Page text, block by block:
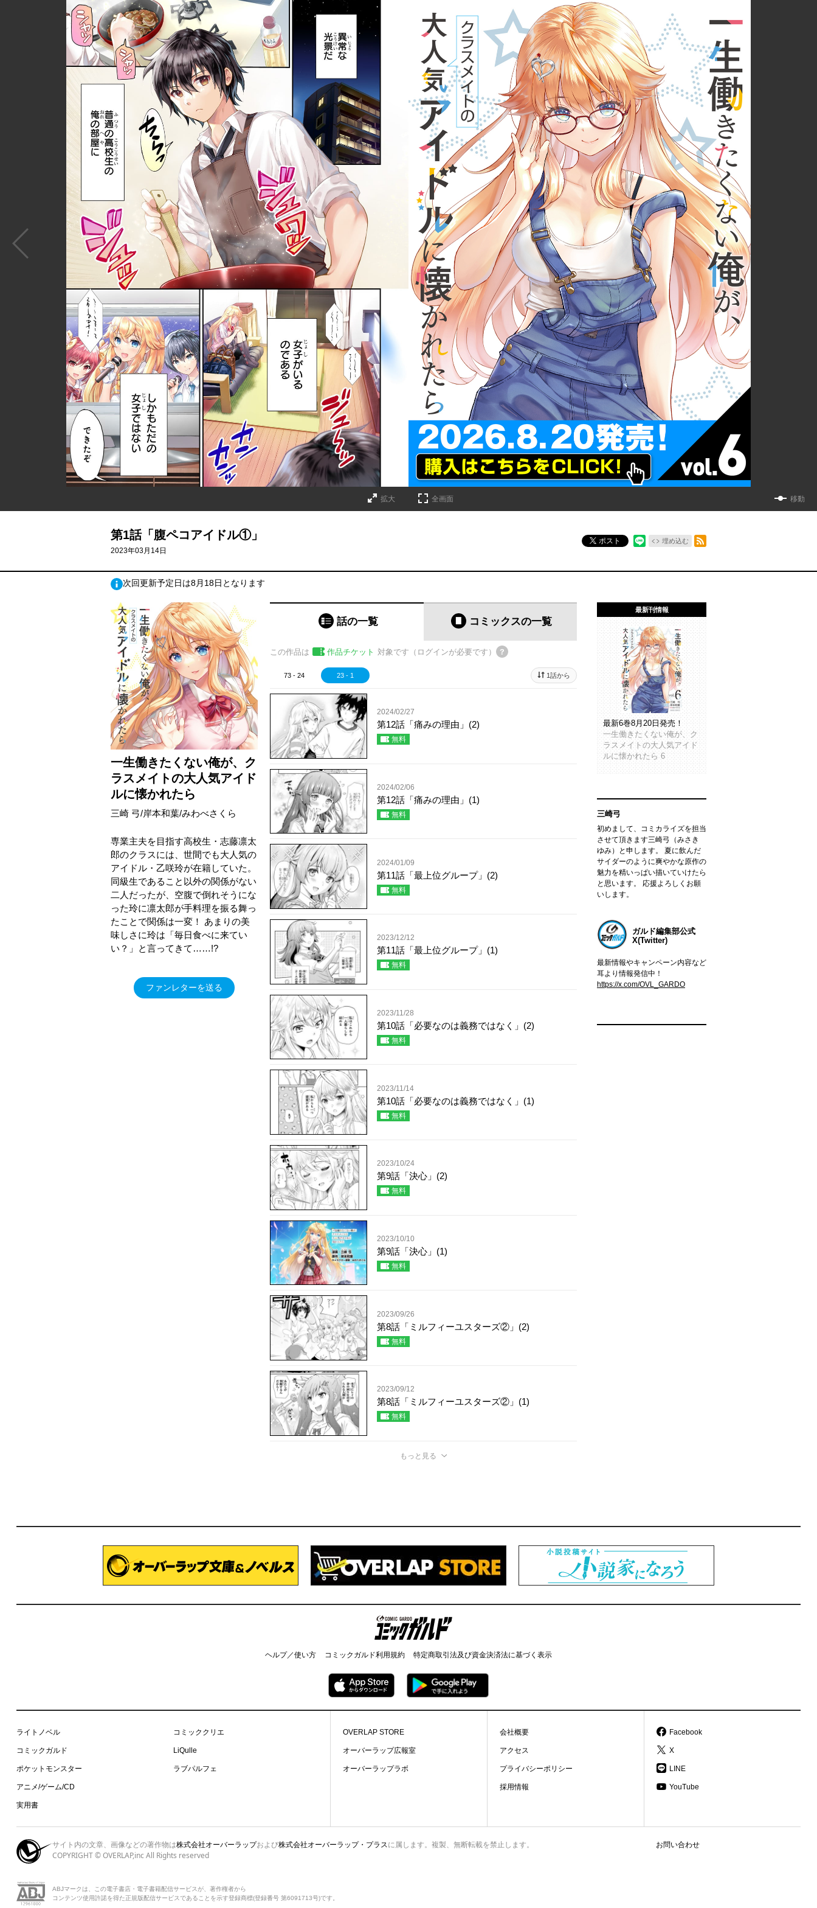
詳細ページへのリンク
拡大 全画面 移動
第1話「腹ペコアイドル①」
2023年03月14日
ポスト 埋め込む
次回更新予定日は8月18日となります
一生働きたくない俺が、ク
ラスメイトの大人気アイド
ルに懐かれたら
三崎 弓/岸本和葉/みわべさくら
専業主夫を目指す高校生・志藤凛太
郎のクラスには、世間でも大人気の
アイドル・乙咲玲が在籍していた。
同級生であること以外の関係がない
二人だったが、空腹で倒れそうにな
った玲に凛太郎が手料理を振る舞っ
たことで関係は一変！ あまりの美
味しさに玲は「毎日食べに来てい
い？」と言ってきて……!?
ファンレターを送る
話の一覧 コミックスの一覧
この作品は 作品チケット 対象です（ログインが必要です）
73 - 24 23 - 1 1話から
2024/02/27
第12話「痛みの理由」(2)
無料
2024/02/06
第12話「痛みの理由」(1)
無料
2024/01/09
第11話「最上位グループ」(2)
無料
2023/12/12
第11話「最上位グループ」(1)
無料
2023/11/28
第10話「必要なのは義務ではなく」(2)
無料
2023/11/14
第10話「必要なのは義務ではなく」(1)
無料
2023/10/24
第9話「決心」(2)
無料
2023/10/10
第9話「決心」(1)
無料
2023/09/26
第8話「ミルフィーユスターズ②」(2)
無料
2023/09/12
第8話「ミルフィーユスターズ②」(1)
無料
もっと見る
最新刊情報
最新6巻8月20日発売！
一生働きたくない俺が、ク
ラスメイトの大人気アイド
ルに懐かれたら 6
三崎弓
初めまして、コミカライズを担当
させて頂きます三崎弓（みさき
ゆみ）と申します。 夏に飲んだ
サイダーのように爽やかな原作の
魅力を精いっぱい描いていけたら
と思います。 応援よろしくお願
いします。
ガルド編集部公式
X(Twitter)
最新情報やキャンペーン内容など
耳より情報発信中！
https://x.com/OVL_GARDO
コミックガルド
ヘルプ／使い方 コミックガルド利用規約 特定商取引法及び資金決済法に基づく表示
ライトノベル
コミックガルド
ポケットモンスター
アニメ/ゲーム/CD
実用書
コミッククリエ
LiQulle
ラブパルフェ
OVERLAP STORE
オーバーラップ広報室
オーバーラップラボ
会社概要
アクセス
プライバシーポリシー
採用情報
Facebook
X
LINE
YouTube
お問い合わせ
サイト内の文章、画像などの著作物は株式会社オーバーラップおよび株式会社オーバーラップ・プラス に属します。複製、無断転載を禁止します。
COPYRIGHT © OVERLAP,inc All Rights reserved
ABJマークは、この電子書店・電子書籍配信サービスが、著作権者から
コンテンツ使用許諾を得た正規版配信サービスであることを示す登録商標(登録番号 第6091713号)です。